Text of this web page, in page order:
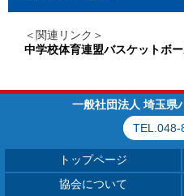
＜関連リンク＞
中学校体育連盟バスケットボ
一般社団法人 埼玉県
TEL.048-
トップページ
協会について